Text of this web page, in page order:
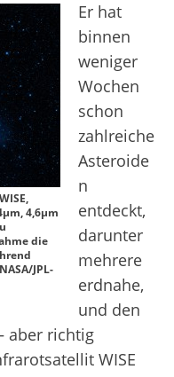
4,6μm
die
JPL-
Er hat
binnen
weniger
Wochen
schon
zahlreiche
Asteroide
n
entdeckt,
darunter
mehrere
erdnahe,
und den
aber richtig
WISE